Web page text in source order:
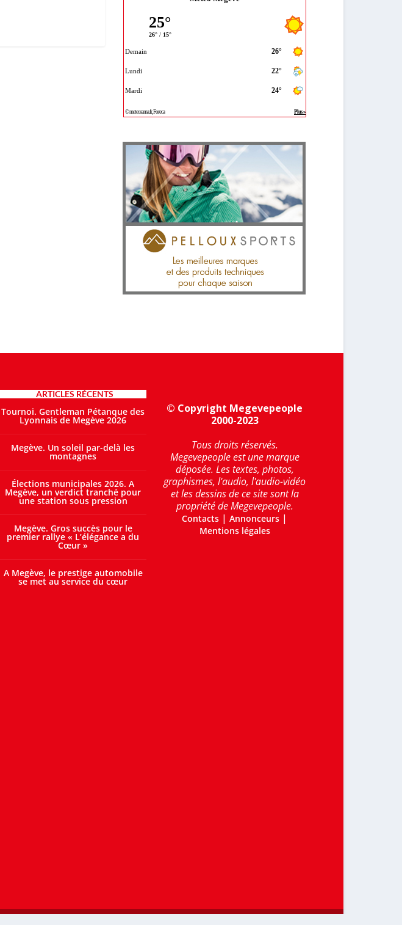
ARTICLES RÉCENTS
Tournoi. Gentleman Pétanque des
Lyonnais de Megève 2026
Megève. Un soleil par-delà les
montagnes
Élections municipales 2026. A
Megève, un verdict tranché pour
une station sous pression
Megève. Gros succès pour le
premier rallye « L’élégance a du
Cœur »
A Megève, le prestige automobile
se met au service du cœur
© Copyright Megevepeople
2000-2023
Tous droits réservés.
Megevepeople est une marque
déposée. Les textes, photos,
graphismes, l'audio, l'audio-vidéo
et les dessins de ce site sont la
propriété de Megevepeople.
Contacts |Annonceurs |
Mentions légales